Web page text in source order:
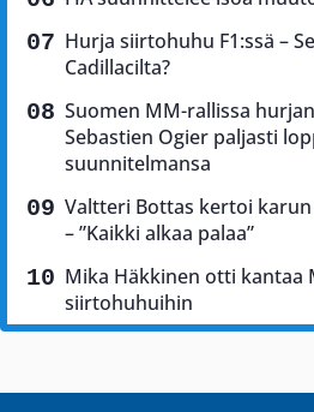
Hurja siirtohuhu F1:ssä –
Cadillacilta?
Suomen MM-rallissa
Sebastien Ogier paljasti
suunnitelmansa
Valtteri Bottas kertoi
– ”Kaikki alkaa palaa”
Mika Häkkinen otti kantaa
siirtohuhuihin